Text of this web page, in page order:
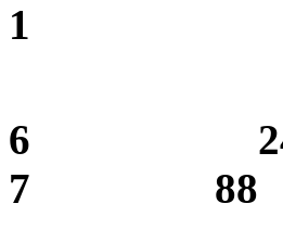
1
6
7 88